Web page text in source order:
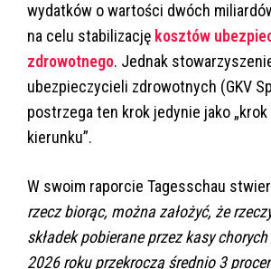
wydatków o wartości dwóch
na celu stabilizację kosztów
zdrowotnego. Jednak
ubezpieczycieli zdrowotnych (GKV
postrzega ten krok jedynie jako „krok
kierunku”.
W swoim raporcie Tagesschau
rzecz biorąc, można założyć, że
składek pobierane przez kasy
2026 roku przekroczą średnio 3